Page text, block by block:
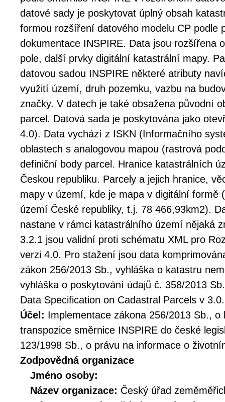
datové sady je poskytovat úplný obsah
formou rozšíření datového modelu CP podle
dokumentace INSPIRE. Data jsou rozšířena
pole, další prvky digitální katastrální mapy.
datovou sadou INSPIRE některé atributy
využití území, druh pozemku, vazbu na
značky. V datech je také obsažena původní
parcel. Datová sada je poskytována jako
4.0). Data vychází z ISKN (Informačního
oblastech s analogovou mapou (rastrová
definiční body parcel. Hranice katastrálních
Českou republiku. Parcely a jejich hranice,
mapy v území, kde je mapa v digitální formě
území České republiky, t.j. 78 466,93km2).
nastane v rámci katastrálního území nějaká
3.2.1 jsou validní proti schématu XML pro
verzi 4.0. Pro stažení jsou data
zákon 256/2013 Sb., vyhláška o katastru
vyhláška o poskytování údajů č. 358/2013
Data Specification on Cadastral Parcels v
Účel: Implementace zákona 256/2013 Sb.,
transpozice směrnice INSPIRE do české
123/1998 Sb., o právu na informace o
Zodpovědná organizace
Jméno osoby:
Název organizace: Český úřad